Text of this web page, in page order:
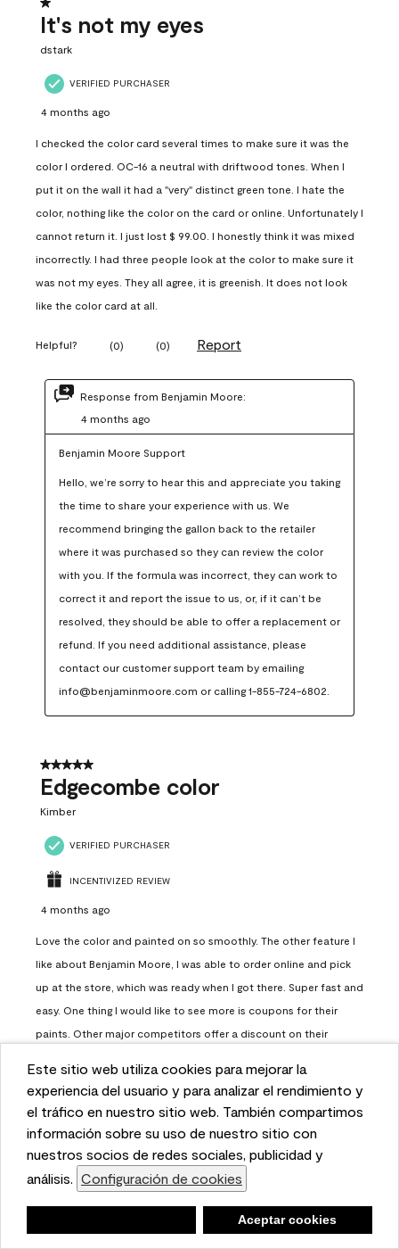
This website uses cookies to enhance user experience
and to analyze performance and traffic on our website.
We also share information about your use of our site
with our social media, advertising, and analytics
partners. Cookie Settings
Accept Cookies
Este sitio web utiliza cookies para mejorar la
experiencia del usuario y para analizar el rendimiento y
el tráfico en nuestro sitio web. También compartimos
información sobre su uso de nuestro sitio con
nuestros socios de redes sociales, publicidad y
análisis. Configuración de cookies
Aceptar cookies
1 out of 5 stars.
It's not my eyes
dstark
VERIFIED PURCHASER
4 months ago
I checked the color card several times to make sure it was the
color I ordered. OC-16 a neutral with driftwood tones. When I
put it on the wall it had a "very" distinct green tone. I hate the
color, nothing like the color on the card or online. Unfortunately I
cannot return it. I just lost $ 99.00. I honestly think it was mixed
incorrectly. I had three people look at the color to make sure it
was not my eyes. They all agree, it is greenish. It does not look
like the color card at all.
Helpful? (0) (0) Report
Response from Benjamin Moore:
4 months ago
Benjamin Moore Support
Hello, we’re sorry to hear this and appreciate you taking
the time to share your experience with us. We
recommend bringing the gallon back to the retailer
where it was purchased so they can review the color
with you. If the formula was incorrect, they can work to
correct it and report the issue to us, or, if it can’t be
resolved, they should be able to offer a replacement or
refund. If you need additional assistance, please
contact our customer support team by emailing
info@benjaminmoore.com or calling 1-855-724-6802.
5 out of 5 stars.
Edgecombe color
Kimber
VERIFIED PURCHASER
INCENTIVIZED REVIEW
4 months ago
Love the color and painted on so smoothly. The other feature I
like about Benjamin Moore, I was able to order online and pick
up at the store, which was ready when I got there. Super fast and
easy. One thing I would like to see more is coupons for their
paints. Other major competitors offer a discount on their
Helpful? (0 (0) Report
Load More